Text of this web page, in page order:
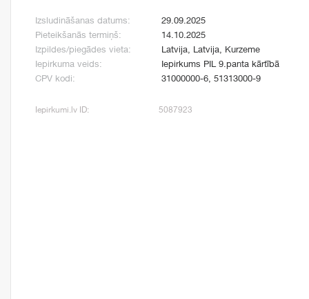
Izsludināšanas datums:
29.09.2025
Pieteikšanās termiņš:
14.10.2025
Izpildes/piegādes vieta:
Latvija, Latvija, Kurzeme
Iepirkuma veids:
Iepirkums PIL 9.panta kārtībā
CPV kodi:
31000000-6, 51313000-9
Iepirkumi.lv ID: 5087923